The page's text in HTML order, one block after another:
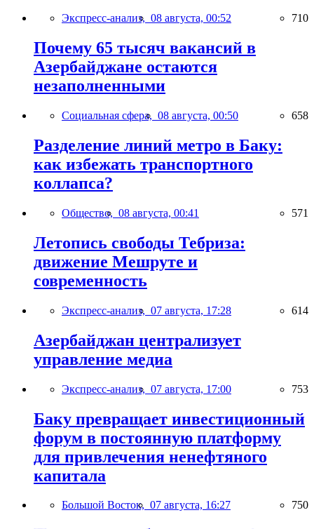
Экспресс-анализ, 08 августа, 00:52 710
Почему 65 тысяч вакансий в
Азербайджане остаются
незаполненными
Социальная сфера, 08 августа, 00:50 658
Разделение линий метро в Баку:
как избежать транспортного
коллапса?
Общество, 08 августа, 00:41 571
Летопись свободы Тебриза:
движение Мешруте и
современность
Экспресс-анализ, 07 августа, 17:28 614
Азербайджан централизует
управление медиа
Экспресс-анализ, 07 августа, 17:00 753
Баку превращает инвестиционный
форум в постоянную платформу
для привлечения ненефтяного
капитала
Большой Восток, 07 августа, 16:27 750